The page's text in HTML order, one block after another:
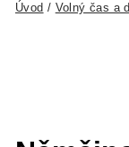
Úvod / Volný čas a